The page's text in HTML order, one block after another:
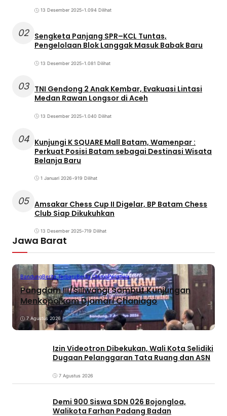
13 Desember 2025•1.094 Dilihat
02 Sengketa Panjang SPR–KCL Tuntas,
Pengelolaan Blok Langgak Masuk Babak Baru
13 Desember 2025•1.081 Dilihat
03 TNI Gendong 2 Anak Kembar, Evakuasi Lintasi
Medan Rawan Longsor di Aceh
13 Desember 2025•1.040 Dilihat
04 Kunjungi K SQUARE Mall Batam, Wamenpar :
Perkuat Posisi Batam sebagai Destinasi Wisata
Belanja Baru
1 Januari 2026•919 Dilihat
05 Amsakar Chess Cup II Digelar, BP Batam Chess
Club Siap Dikukuhkan
13 Desember 2025•719 Dilihat
Jawa Barat
BandungBerita TerbaruBerita UtamaPeristiwa
Pangdam III/Siliwangi Sambut Kunjungan
Menkopolkam Djamari Chaniago
7 Agustus 2026
Izin Videotron Dibekukan, Wali Kota Selidiki
Dugaan Pelanggaran Tata Ruang dan ASN
7 Agustus 2026
Demi 900 Siswa SDN 026 Bojongloa,
Walikota Farhan Padang Badan